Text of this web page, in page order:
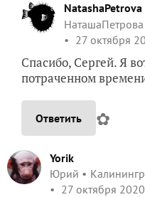
NatashaPetrova
НаташаПетрова
27 октября
Спасибо, Сергей. Я
потраченном
Ответить ✿
Yorik
Юрий
27 октября